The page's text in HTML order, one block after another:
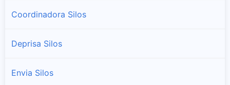
Coordinadora Silos
Deprisa Silos
Envia Silos